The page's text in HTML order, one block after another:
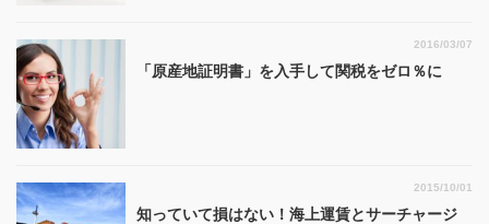
「原産地証明書」を入手して関税をゼロ％に
2016/03/07
知っていて損はない！海上運賃とサーチャージ
2015/10/01